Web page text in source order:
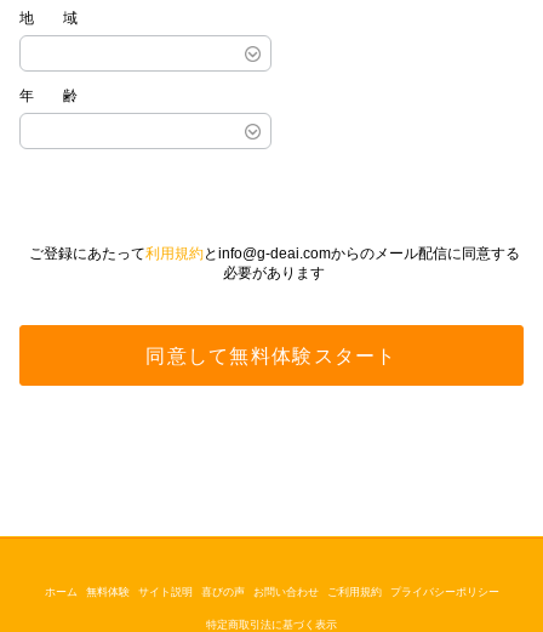
地域
年齢
ご登録にあたって利用規約とinfo@g-deai.comからのメール配信に同意する
必要があります
ホーム 無料体験 サイト説明 喜びの声 お問い合わせ ご利用規約 プライバシーポリシー
特定商取引法に基づく表示